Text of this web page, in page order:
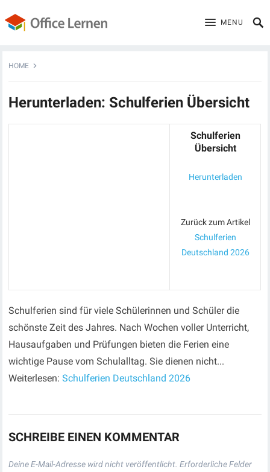
MENU
HOME
Herunterladen: Schulferien Übersicht
Schulferien
Übersicht
Herunterladen
Zurück zum Artikel
Schulferien
Deutschland 2026
Schulferien sind für viele Schülerinnen und Schüler die
schönste Zeit des Jahres. Nach Wochen voller Unterricht,
Hausaufgaben und Prüfungen bieten die Ferien eine
wichtige Pause vom Schulalltag. Sie dienen nicht...
Weiterlesen:Schulferien Deutschland 2026
SCHREIBE EINEN KOMMENTAR
Deine E-Mail-Adresse wird nicht veröffentlicht. Erforderliche Felder